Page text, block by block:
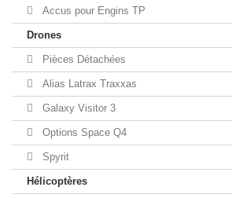
Accus pour Engins TP
Drones
Pièces Détachées
Alias Latrax Traxxas
Galaxy Visitor 3
Options Space Q4
Spyrit
Hélicoptères